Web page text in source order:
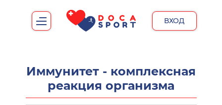
ВХОД
Иммунитет - комплексная
реакция организма